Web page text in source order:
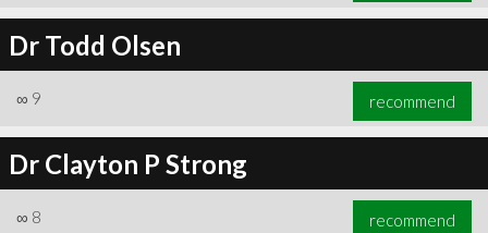
Dr Todd Olsen
∞ 9 recommend
Dr Clayton P Strong
∞ 8 recommend